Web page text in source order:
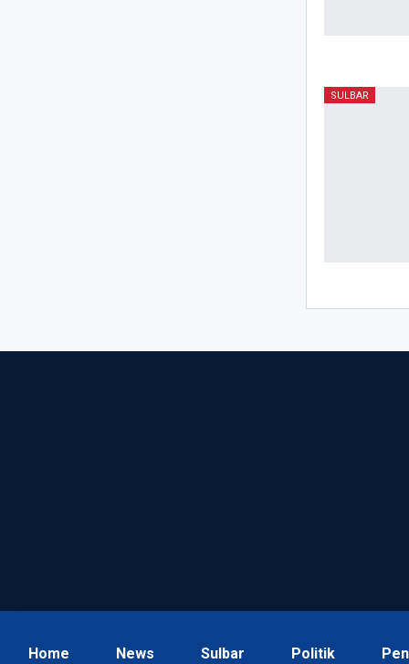
SULBAR
Home News Sulbar Politik